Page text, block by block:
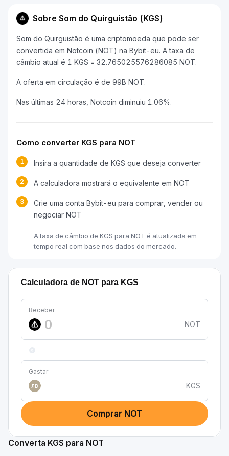
Sobre Som do Quirguistão (KGS)
Som do Quirguistão é uma criptomoeda que pode ser
convertida em Notcoin (NOT) na Bybit-eu. A taxa de
câmbio atual é 1 KGS = 32.765025576286085 NOT.
A oferta em circulação é de 99B NOT.
Nas últimas 24 horas, Notcoin diminuiu 1.06%.
Como converter KGS para NOT
1 Insira a quantidade de KGS que deseja converter
2 A calculadora mostrará o equivalente em NOT
3
Crie uma conta Bybit-eu para comprar, vender ou
negociar NOT
A taxa de câmbio de KGS para NOT é atualizada em
tempo real com base nos dados do mercado.
Calculadora de NOT para KGS
Receber
NOT
Gastar
лв
KGS
Comprar NOT
Converta KGS para NOT